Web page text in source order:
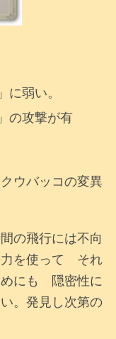
に弱い。
」の攻撃が有
ウバッコの変異
の飛行には不向
を使って それ
めにも 隠密性に
。発見し次第の